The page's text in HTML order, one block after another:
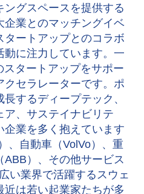
ングスペースを提供する
企業とのマッチングイベ
タートアップとのコラボ
動に注力しています。一
スタートアップをサポー
クセラレーターです。ポ
するディープテック、
、サステイナビリテ
企業を多く抱えています
、自動車（VolVo）、重
）、その他サービス
い業界で活躍するスウェ
は若い起業家たちが多